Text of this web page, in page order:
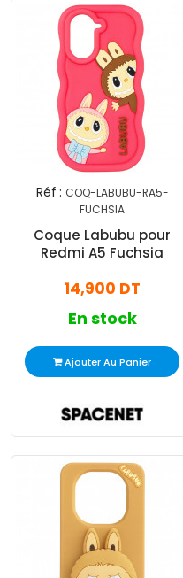
Réf : COQ-LABUBU-RA5-
FUCHSIA
Coque Labubu pour
Redmi A5 Fuchsia
14,900 DT
En stock
Ajouter Au Panier